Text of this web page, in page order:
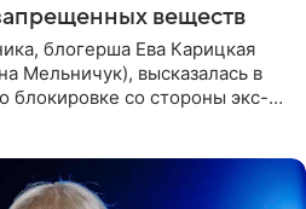
веществ
блогерша Ева Карицкая
Мельничук), высказалась в
блокировке со стороны экс-